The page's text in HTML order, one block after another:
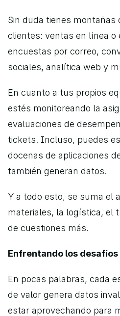
Sin duda tienes montañas
clientes: ventas en línea o
encuestas por correo,
sociales, analítica web y
En cuanto a tus propios
estés monitoreando la
evaluaciones de
tickets. Incluso, puedes
docenas de aplicaciones
también generan datos.
Y a todo esto, se suma el
materiales, la logística, el
de cuestiones más.
Enfrentando los
En pocas palabras, cada
de valor genera datos
estar aprovechando para